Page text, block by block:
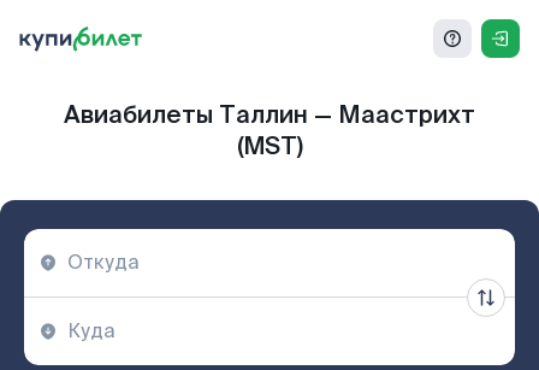
Авиабилеты Таллин — Маастрихт
(MST)